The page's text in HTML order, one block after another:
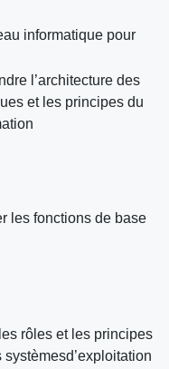
informatique pour
l’architecture des
et les principes du
les fonctions de base
rôles et les principes